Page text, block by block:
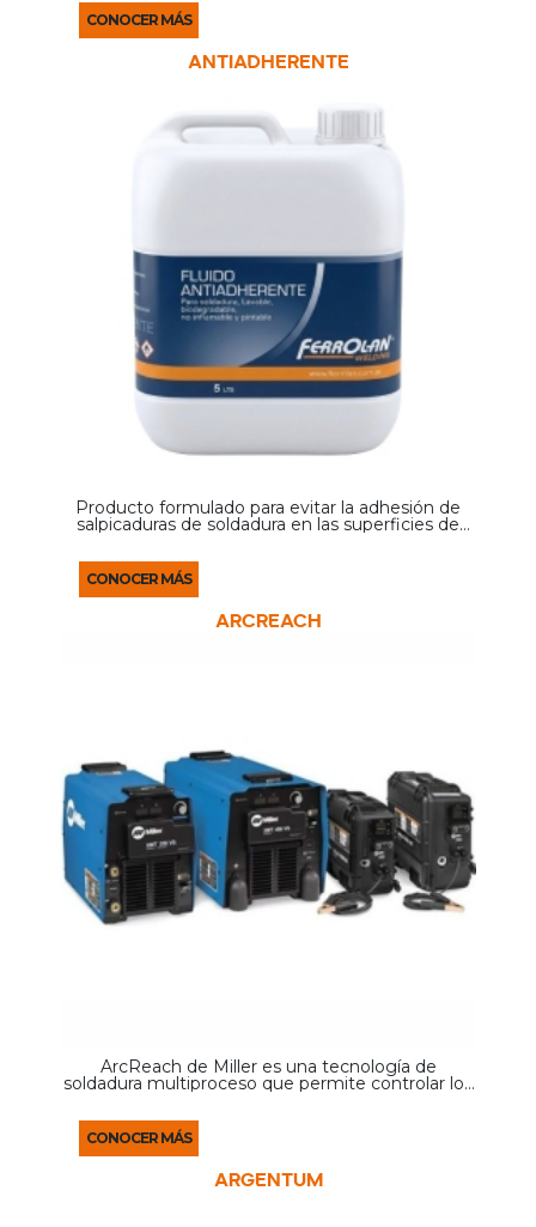
CONOCER MÁS
ANTIADHERENTE
Producto formulado para evitar la adhesión de
salpicaduras de soldadura en las superficies de
mantener limpias las piezas, reduciendo el
CONOCER MÁS
ARCREACH
ArcReach de Miller es una tecnología de
soldadura multiproceso que permite controlar los
trabajo, optimizando tiempos, seguridad y
productividad en ...
CONOCER MÁS
ARGENTUM